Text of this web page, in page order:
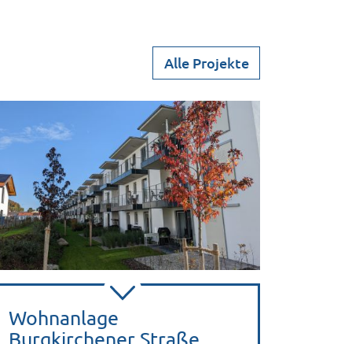
Alle Projekte
Wohnanlage